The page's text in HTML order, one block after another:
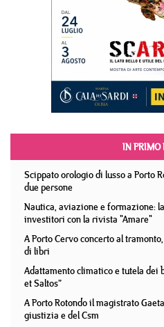
IN PRIMO
Scippato orologio di lusso a Porto
due persone
Nautica, aviazione e formazione:
investitori con la rivista "Amare"
A Porto Cervo concerto al
di libri
Adattamento climatico e tutela dei
et Saltos”
A Porto Rotondo il magistrato
giustizia e del Csm